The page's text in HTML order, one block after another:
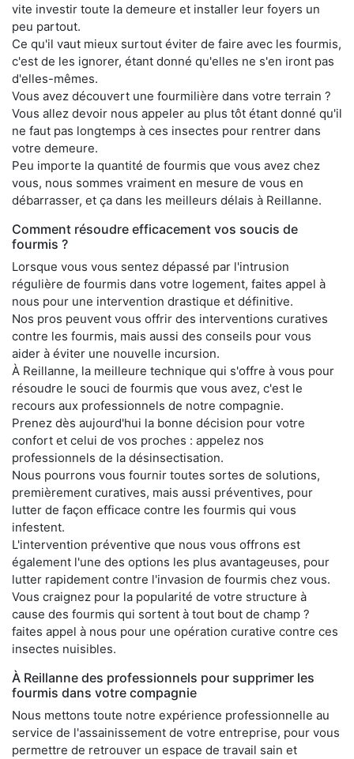
vite investir toute la demeure et installer leur foyers un
peu partout.
Ce qu'il vaut mieux surtout éviter de faire avec les fourmis,
c'est de les ignorer, étant donné qu'elles ne s'en iront pas
d'elles-mêmes.
Vous avez découvert une fourmilière dans votre terrain ?
Vous allez devoir nous appeler au plus tôt étant donné qu'il
ne faut pas longtemps à ces insectes pour rentrer dans
votre demeure.
Peu importe la quantité de fourmis que vous avez chez
vous, nous sommes vraiment en mesure de vous en
débarrasser, et ça dans les meilleurs délais à Reillanne.
Comment résoudre efficacement vos soucis de
fourmis ?
Lorsque vous vous sentez dépassé par l'intrusion
régulière de fourmis dans votre logement, faites appel à
nous pour une intervention drastique et définitive.
Nos pros peuvent vous offrir des interventions curatives
contre les fourmis, mais aussi des conseils pour vous
aider à éviter une nouvelle incursion.
À Reillanne, la meilleure technique qui s'offre à vous pour
résoudre le souci de fourmis que vous avez, c'est le
recours aux professionnels de notre compagnie.
Prenez dès aujourd'hui la bonne décision pour votre
confort et celui de vos proches : appelez nos
professionnels de la désinsectisation.
Nous pourrons vous fournir toutes sortes de solutions,
premièrement curatives, mais aussi préventives, pour
lutter de façon efficace contre les fourmis qui vous
infestent.
L'intervention préventive que nous vous offrons est
également l'une des options les plus avantageuses, pour
lutter rapidement contre l'invasion de fourmis chez vous.
Vous craignez pour la popularité de votre structure à
cause des fourmis qui sortent à tout bout de champ ?
faites appel à nous pour une opération curative contre ces
insectes nuisibles.
À Reillanne des professionnels pour supprimer les
fourmis dans votre compagnie
Nous mettons toute notre expérience professionnelle au
service de l'assainissement de votre entreprise, pour vous
permettre de retrouver un espace de travail sain et